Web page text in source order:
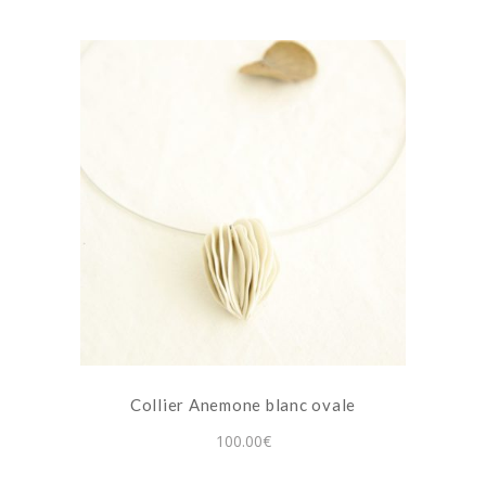
Collier Anemone blanc ovale
100.00€